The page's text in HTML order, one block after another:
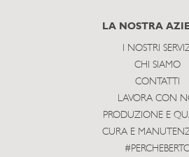
subscribe
LA NOSTRA
I NOSTRI
CHI SIAMO
CONTATTI
LAVORA CON
PRODUZIONE E
CURA E